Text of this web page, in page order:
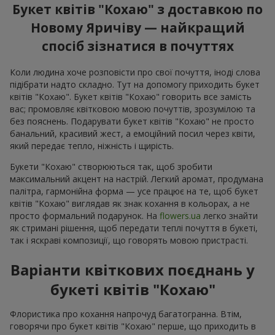
Букет квітів "Кохаю" з доставкою по
Новому Яричіву — найкращий
спосіб зізнатися в почуттях
Коли людина хоче розповісти про свої почуття, іноді слова
підібрати надто складно. Тут на допомогу приходить букет
квітів "Кохаю". Букет квітів "Кохаю" говорить все замість
вас; промовляє квітковою мовою почуттів, зрозумілою та
без пояснень. Подарувати букет квітів "Кохаю" не просто
банальний, красивий жест, а емоційний посил через квіти,
який передає тепло, ніжність і щирість.
Букети "Кохаю" створюються так, щоб зробити
максимальний акцент на настрій. Легкий аромат, продумана
палітра, гармонійна форма — усе працює на те, щоб букет
квітів "Кохаю" виглядав як знак кохання в кольорах, а не
просто формальний подарунок. На flowers.ua легко знайти
як стримані рішення, щоб передати теплі почуття в букеті,
так і яскраві композиції, що говорять мовою пристрасті.
Варіанти квіткових поєднань у
букеті квітів "Кохаю"
Флористика про кохання напрочуд багатогранна. Втім,
говорячи про букет квітів "Кохаю" перше, що приходить в